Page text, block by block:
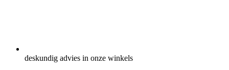
deskundig advies in onze winkels